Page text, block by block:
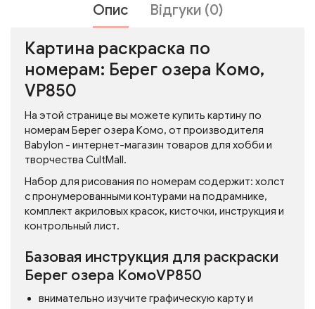
Опис Відгуки (0)
Картина раскраска по
номерам: Берег озера Комо,
VP850
На этой странице вы можете купить картину по
номерам Берег озера Комо, от производителя
Babylon - интернет-магазин товаров для хобби и
творчества CultMall.
Набор для рисования по номерам содержит: холст
с пронумерованными контурами на подрамнике,
комплект акриловых красок, кисточки, инструкция и
контрольный лист.
Базовая инструкция для раскраски
Берег озера КомоVP850
внимательно изучите графическую карту и